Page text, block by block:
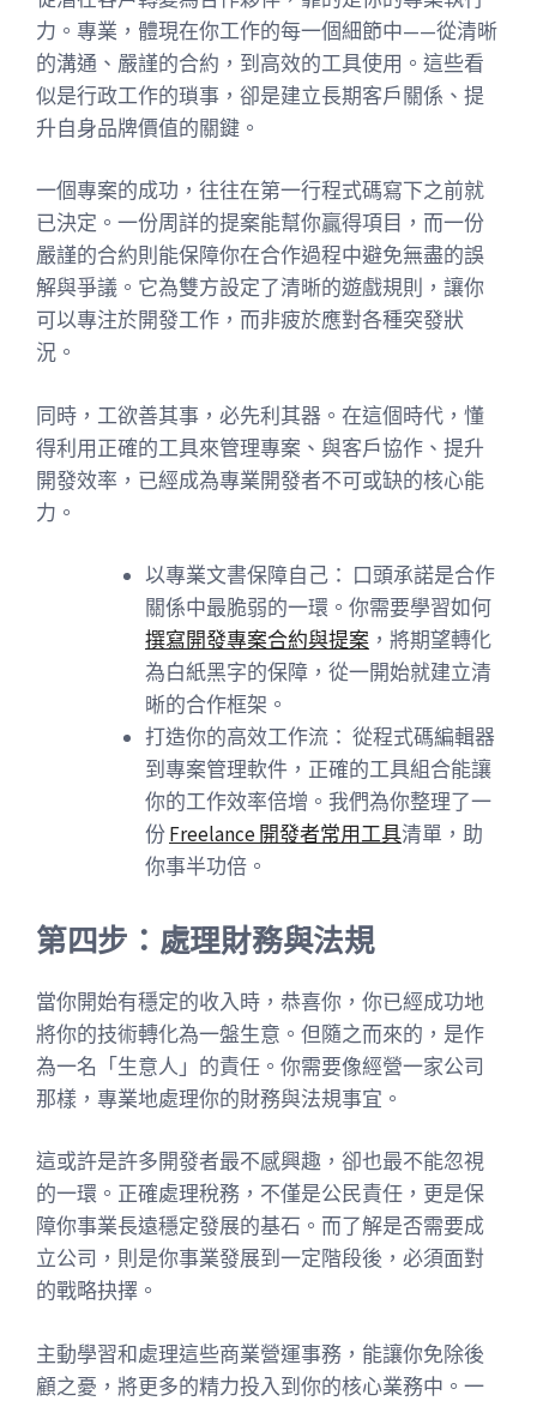
力。專業，體現在你工作的每一個細節中——從清晰
的溝通、嚴謹的合約，到高效的工具使用。這些看
似是行政工作的瑣事，卻是建立長期客戶關係、提
升自身品牌價值的關鍵。
一個專案的成功，往往在第一行程式碼寫下之前就
已決定。一份周詳的提案能幫你贏得項目，而一份
嚴謹的合約則能保障你在合作過程中避免無盡的誤
解與爭議。它為雙方設定了清晰的遊戲規則，讓你
可以專注於開發工作，而非疲於應對各種突發狀
況。
同時，工欲善其事，必先利其器。在這個時代，懂
得利用正確的工具來管理專案、與客戶協作、提升
開發效率，已經成為專業開發者不可或缺的核心能
力。
以專業文書保障自己： 口頭承諾是合作
關係中最脆弱的一環。你需要學習如何
撰寫開發專案合約與提案 ，將期望轉化
為白紙黑字的保障，從一開始就建立清
晰的合作框架。
打造你的高效工作流： 從程式碼編輯器
到專案管理軟件，正確的工具組合能讓
你的工作效率倍增。我們為你整理了一
份Freelance 開發者常用工具清單，助
你事半功倍。
第四步：處理財務與法規
當你開始有穩定的收入時，恭喜你，你已經成功地
將你的技術轉化為一盤生意。但隨之而來的，是作
為一名「生意人」的責任。你需要像經營一家公司
那樣，專業地處理你的財務與法規事宜。
這或許是許多開發者最不感興趣，卻也最不能忽視
的一環。正確處理稅務，不僅是公民責任，更是保
障你事業長遠穩定發展的基石。而了解是否需要成
立公司，則是你事業發展到一定階段後，必須面對
的戰略抉擇。
主動學習和處理這些商業營運事務，能讓你免除後
顧之憂，將更多的精力投入到你的核心業務中。一